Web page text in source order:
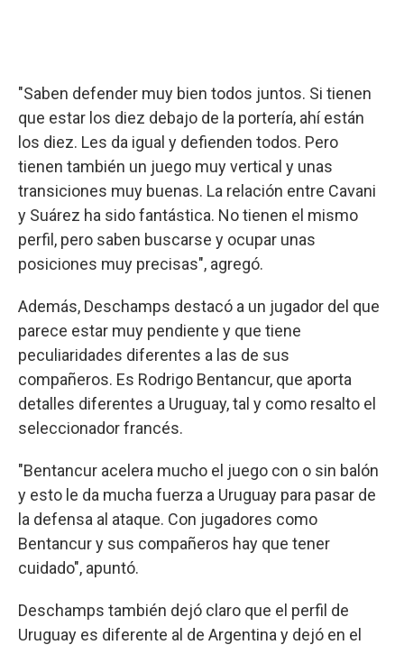
"Saben defender muy bien todos juntos. Si tienen
que estar los diez debajo de la portería, ahí están
los diez. Les da igual y defienden todos. Pero
tienen también un juego muy vertical y unas
transiciones muy buenas. La relación entre Cavani
y Suárez ha sido fantástica. No tienen el mismo
perfil, pero saben buscarse y ocupar unas
posiciones muy precisas", agregó.
Además, Deschamps destacó a un jugador del que
parece estar muy pendiente y que tiene
peculiaridades diferentes a las de sus
compañeros. Es Rodrigo Bentancur, que aporta
detalles diferentes a Uruguay, tal y como resalto el
seleccionador francés.
"Bentancur acelera mucho el juego con o sin balón
y esto le da mucha fuerza a Uruguay para pasar de
la defensa al ataque. Con jugadores como
Bentancur y sus compañeros hay que tener
cuidado", apuntó.
Deschamps también dejó claro que el perfil de
Uruguay es diferente al de Argentina y dejó en el